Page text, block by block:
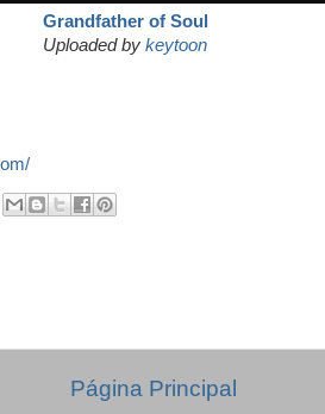
Grandfather of Soul
Uploaded by keytoon
Página Principal